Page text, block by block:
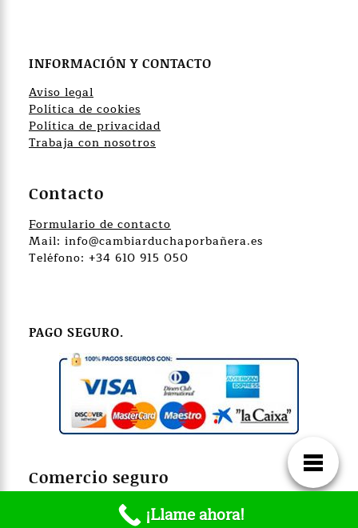
INFORMACIÓN Y CONTACTO
Aviso legal
Política de cookies
Política de privacidad
Trabaja con nosotros
Contacto
Formulario de contacto
Mail: info@cambiarduchaporbañera.es
Teléfono: +34 610 915 050
PAGO SEGURO.
Comercio seguro
¡Llame ahora!